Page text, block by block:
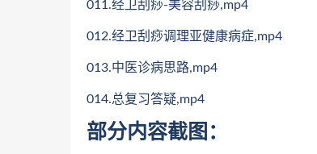
011.经卫刮痧-美容刮痧,mp4
012.经卫刮痧调理亚健康病症,mp4
013.中医诊病思路,mp4
014.总复习答疑,mp4
部分内容截图：